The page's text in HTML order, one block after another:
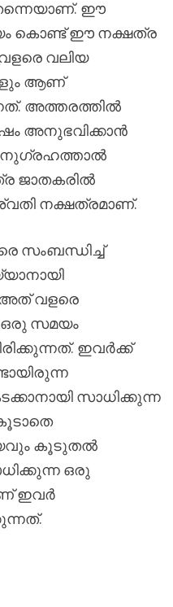
ഈ
കൊണ്ട് ഈ നക്ഷത്ര
വലിയ
ആണ്
അത്തരത്തിൽ
അനുഭവിക്കാൻ
ജാതകരിൽ
നക്ഷത്രമാണ്.
സംബന്ധിച്ച്
വളരെ
ഒരു സമയം
ഇവർക്ക്
സാധിക്കുന്ന
കൂടുതൽ
ഒരു
ഇവർ